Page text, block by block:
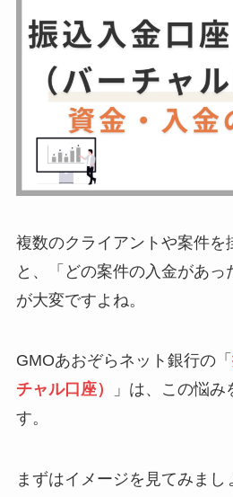
複数のクライアントや案件を
と、「どの案件の入金があ
が大変ですよね。
GMOあおぞらネット銀行の「
チャル口座）
」は、この悩み
す。
まずはイメージを見てみまし